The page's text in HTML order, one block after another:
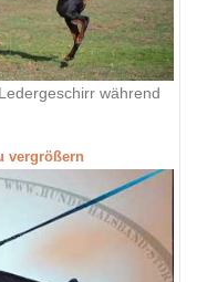
während
vergrößern